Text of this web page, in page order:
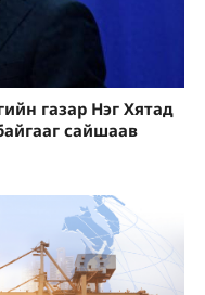
газар Нэг Хятад
сайшаав